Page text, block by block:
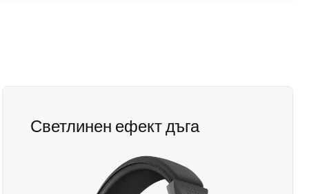
Светлинен ефект дъга